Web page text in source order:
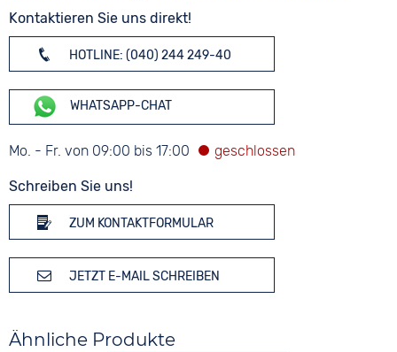
Kontaktieren Sie uns direkt!
HOTLINE: (040) 244 249-40
WHATSAPP-CHAT
Mo. - Fr. von 09:00 bis 17:00
Schreiben Sie uns!
ZUM KONTAKTFORMULAR
JETZT E-MAIL SCHREIBEN
Ähnliche Produkte